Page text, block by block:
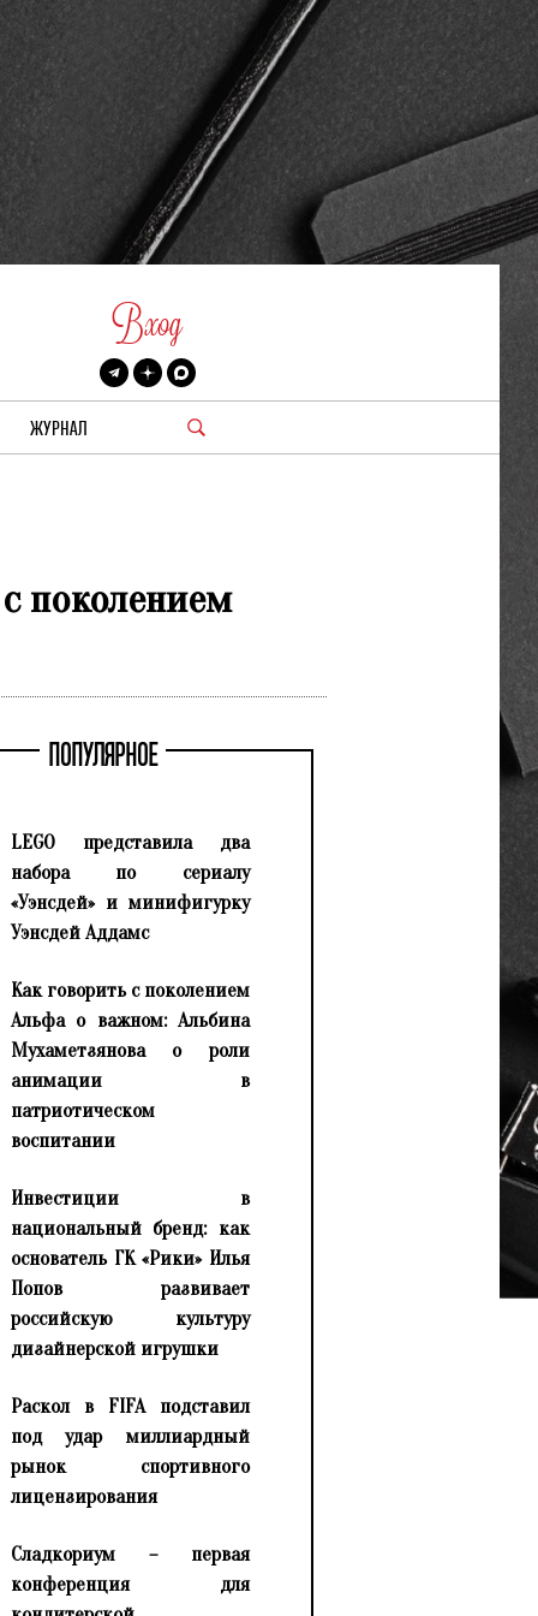
Вход
ЖУРНАЛ
поколением
ПОПУЛЯРНОЕ
LEGO представила два
набора по сериалу
«Уэнсдей» и минифигурку
Уэнсдей Аддамс
Как говорить с поколением
Альфа о важном: Альбина
Мухаметзянова о роли
анимации в
патриотическом
воспитании
Инвестиции в
национальный бренд: как
основатель ГК «Рики» Илья
Попов развивает
российскую культуру
дизайнерской игрушки
Раскол в FIFA подставил
под удар миллиардный
рынок спортивного
лицензирования
Сладкориум – первая
конференция для